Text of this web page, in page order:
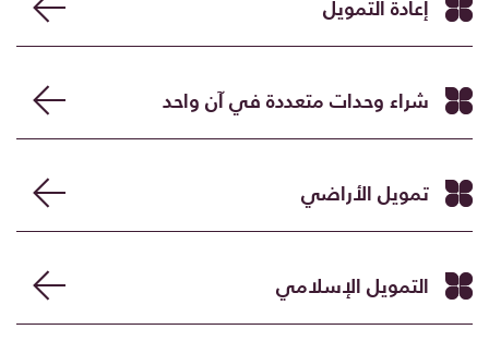
إعادة التمويل
شراء وحدات متعددة في آن واحد
تمويل الأراضي
التمويل الإسلامي